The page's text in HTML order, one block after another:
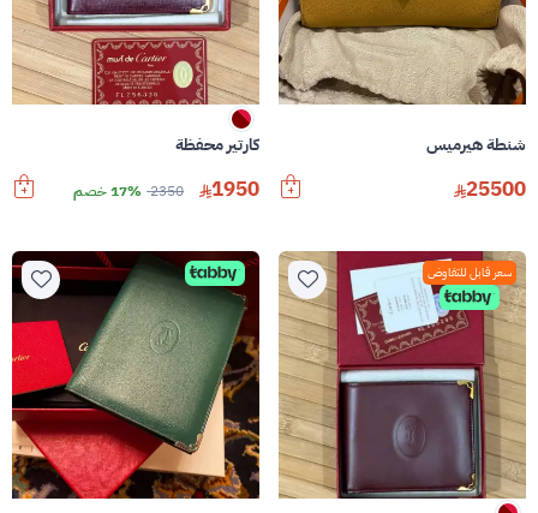
شنطة هيرميس
25500
كارتير محفظة
1950
2350 17% خصم
سعر قابل للتفاوض